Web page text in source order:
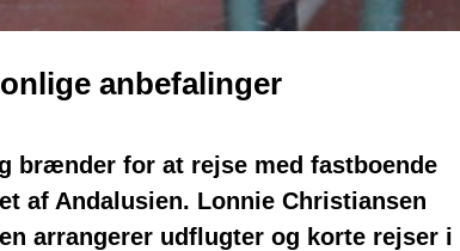
anbefalinger
brænder for at rejse med fastboende
af Andalusien. Lonnie Christiansen
arrangerer udflugter og korte rejser i